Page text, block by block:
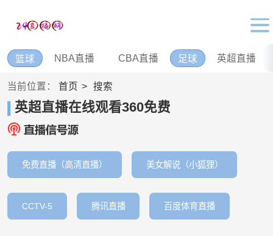
篮球 NBA直播 CBA直播 足球 英超直播
当前位置： 首页 搜索
英超直播在线观看360免费
免费直播（高清直播） 美女解说（小狐狸）
CCTV-5 腾讯直播 百度体育直播